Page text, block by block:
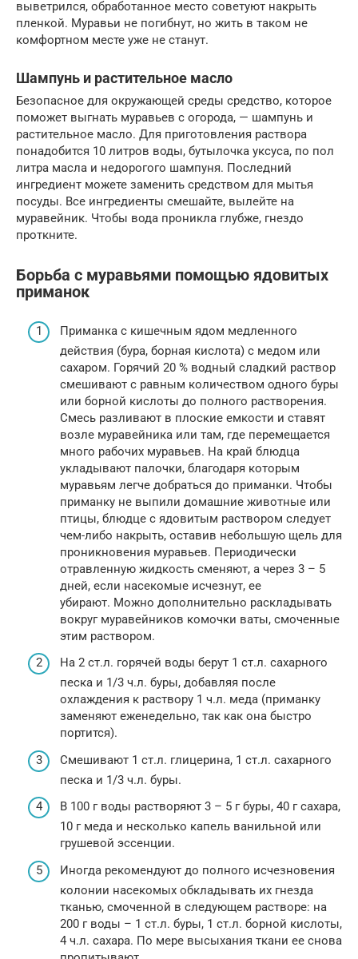
выветрился, обработанное место советуют накрыть
пленкой. Муравьи не погибнут, но жить в таком не
комфортном месте уже не станут.
Шампунь и растительное масло
Безопасное для окружающей среды средство, которое
поможет выгнать муравьев с огорода, — шампунь и
растительное масло. Для приготовления раствора
понадобится 10 литров воды, бутылочка уксуса, по пол
литра масла и недорогого шампуня. Последний
ингредиент можете заменить средством для мытья
посуды. Все ингредиенты смешайте, вылейте на
муравейник. Чтобы вода проникла глубже, гнездо
проткните.
Борьба с муравьями помощью ядовитых
приманок
Приманка с кишечным ядом медленного
действия (бура, борная кислота) с медом или
сахаром. Горячий 20 % водный сладкий раствор
смешивают с равным количеством одного буры
или борной кислоты до полного растворения.
Смесь разливают в плоские емкости и ставят
возле муравейника или там, где перемещается
много рабочих муравьев. На край блюдца
укладывают палочки, благодаря которым
муравьям легче добраться до приманки. Чтобы
приманку не выпили домашние животные или
птицы, блюдце с ядовитым раствором следует
чем-либо накрыть, оставив небольшую щель для
проникновения муравьев. Периодически
отравленную жидкость сменяют, а через 3 – 5
дней, если насекомые исчезнут, ее
убирают. Можно дополнительно раскладывать
вокруг муравейников комочки ваты, смоченные
этим раствором.
На 2 ст.л. горячей воды берут 1 ст.л. сахарного
песка и 1/3 ч.л. буры, добавляя после
охлаждения к раствору 1 ч.л. меда (приманку
заменяют еженедельно, так как она быстро
портится).
Смешивают 1 ст.л. глицерина, 1 ст.л. сахарного
песка и 1/3 ч.л. буры.
В 100 г воды растворяют 3 – 5 г буры, 40 г сахара,
10 г меда и несколько капель ванильной или
грушевой эссенции.
Иногда рекомендуют до полного исчезновения
колонии насекомых обкладывать их гнезда
тканью, смоченной в следующем растворе: на
200 г воды – 1 ст.л. буры, 1 ст.л. борной кислоты,
4 ч.л. сахара. По мере высыхания ткани ее снова